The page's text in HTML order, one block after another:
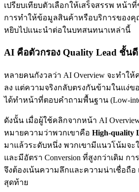
เปรียบเทียบตัวเลือกให้เสร็จสรรพ หน้า
การทำให้ข้อมูลสินค้าหรือบริการของคุ
หยิบไปแนะนำต่อในบทสนทนาเหล่านี้
AI คือตัวกรอง Quality Lead ชั้นดี
หลายคนกังวลว่า AI Overview จะทำใ
ลง แต่ความจริงกลับตรงกันข้ามในแง่ข
ได้ทำหน้าที่ตอบคำถามพื้นฐาน (Low-
ดังนั้น เมื่อผู้ใช้คลิกจากหน้า AI
หมายความว่าพวกเขาคือ High-quality
มาแล้วระดับหนึ่ง พวกเขามีแนวโน้มจะ
และมีอัตรา Conversion ที่สูงกว่าเดิม ก
จึงต้องเน้นความลึกและความน่าเชื่อถื
สุดท้าย